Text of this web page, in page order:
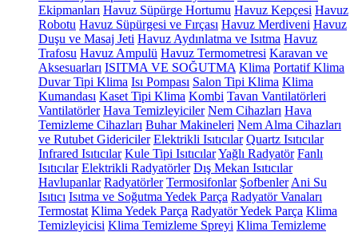
Ekipmanları Havuz Süpürge Hortumu Havuz Kepçesi Havuz
Robotu Havuz Süpürgesi ve Fırçası Havuz Merdiveni Havuz
Duşu ve Masaj Jeti Havuz Aydınlatma ve Isıtma Havuz
Trafosu Havuz Ampulü Havuz Termometresi Karavan ve
Aksesuarları ISITMA VE SOĞUTMA Klima Portatif Klima
Duvar Tipi Klima Isı Pompası Salon Tipi Klima Klima
Kumandası Kaset Tipi Klima Kombi Tavan Vantilatörleri
Vantilatörler Hava Temizleyiciler Nem Cihazları Hava
Temizleme Cihazları Buhar Makineleri Nem Alma Cihazları
ve Rutubet Gidericiler Elektrikli Isıtıcılar Quartz Isıtıcılar
Infrared Isıtıcılar Kule Tipi IsıtıcılarYağlı Radyatör Fanlı
Isıtıcılar Elektrikli Radyatörler Dış Mekan Isıtıcılar
Havlupanlar Radyatörler Termosifonlar Şofbenler Ani Su
Isıtıcı Isıtma ve Soğutma Yedek Parça Radyatör Vanaları
Termostat Klima Yedek Parça Radyatör Yedek Parça Klima
Temizleyicisi Klima Temizleme Spreyi Klima Temizleme